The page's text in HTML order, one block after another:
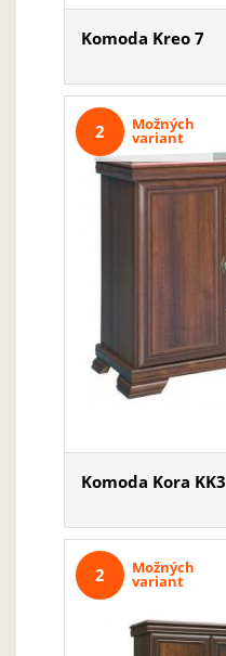
Komoda Kreo 7
Možných
variant
2
Komoda Kora KK3
Možných
variant
2